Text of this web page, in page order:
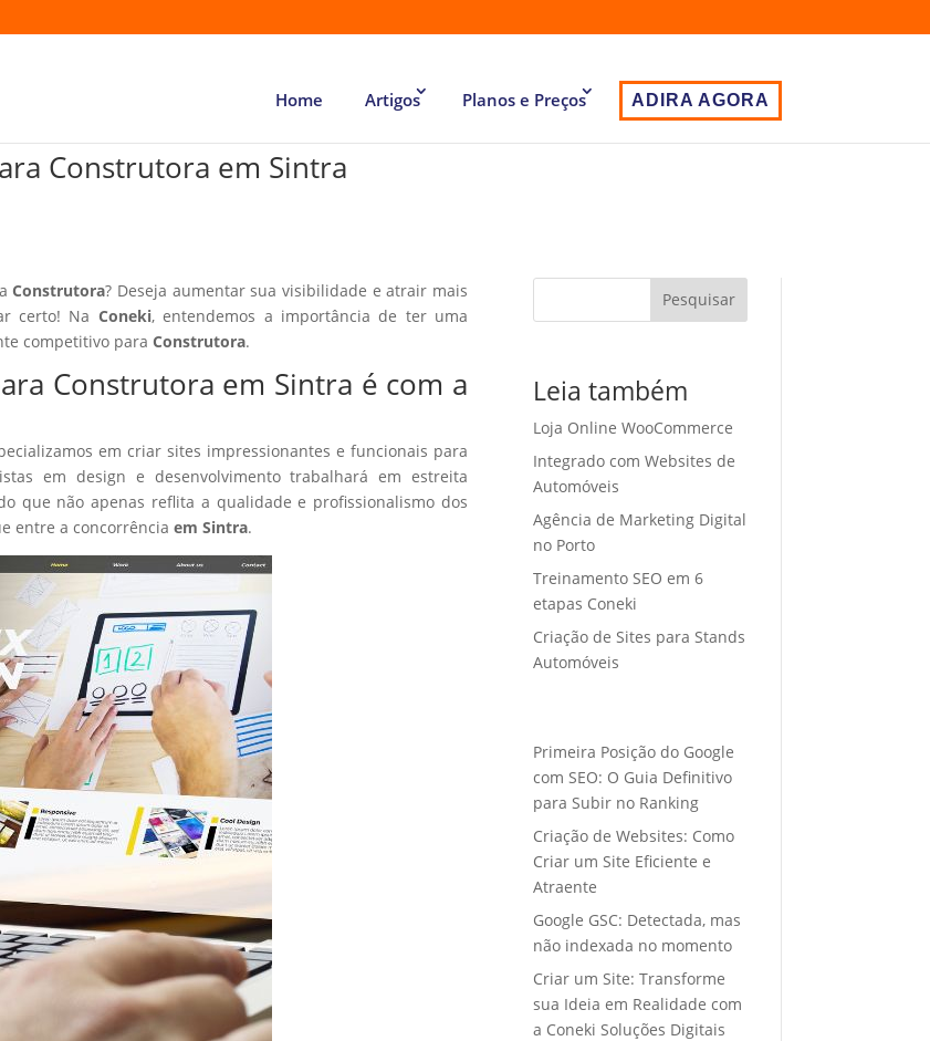
Home Artigos Planos e Preços ADIRA AGORA
Construtora em Sintra
Construtora? Deseja aumentar sua visibilidade e atrair mais
certo! Na Coneki, entendemos a importância de ter uma
competitivo paraConstrutora.
Construtora em Sintra é com a
em criar sites impressionantes e funcionais para
em design e desenvolvimento trabalhará em estreita
que não apenas reflita a qualidade e profissionalismo dos
entre a concorrênciaem Sintra.
Pesquisar
Leia também
Loja Online WooCommerce
Integrado com Websites de
Automóveis
Agência de Marketing Digital
no Porto
Treinamento SEO em 6
etapas Coneki
Criação de Sites para Stands
Automóveis
Primeira Posição do Google
com SEO: O Guia Definitivo
para Subir no Ranking
Criação de Websites: Como
Criar um Site Eficiente e
Atraente
Google GSC: Detectada, mas
não indexada no momento
Criar um Site: Transforme
sua Ideia em Realidade com
a Coneki Soluções Digitais